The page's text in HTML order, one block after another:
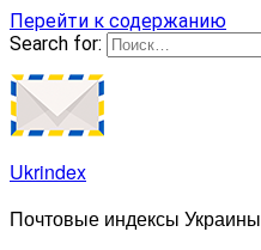
Перейти к содержанию
Search for:
Ukrindex
Почтовые индексы Украины